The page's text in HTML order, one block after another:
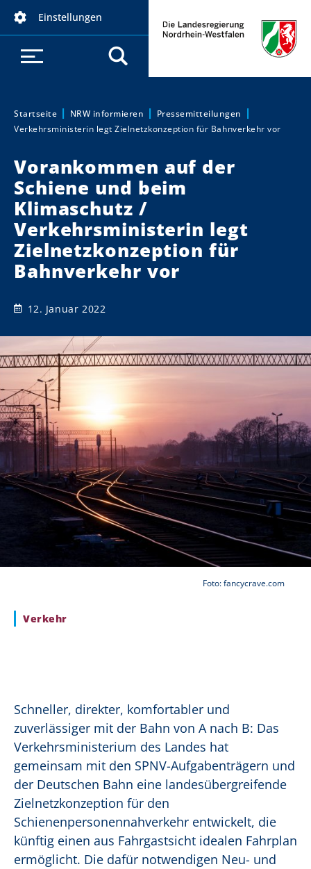
Einstellungen
Sie sind hier:
Startseite NRW informieren
Pressemitteilungen
Verkehrsministerin legt Zielnetzkonzeption für Bahnverkehr vor
Vorankommen auf der
Schiene und beim
Klimaschutz /
Verkehrsministerin legt
Zielnetzkonzeption für
Bahnverkehr vor
12. Januar 2022
Foto: fancycrave.com
Verkehr
Schneller, direkter, komfortabler und
zuverlässiger mit der Bahn von A nach B: Das
Verkehrsministerium des Landes hat
gemeinsam mit den SPNV-Aufgabenträgern und
der Deutschen Bahn eine landesübergreifende
Zielnetzkonzeption für den
Schienenpersonennahverkehr entwickelt, die
künftig einen aus Fahrgastsicht idealen Fahrplan
ermöglicht. Die dafür notwendigen Neu- und